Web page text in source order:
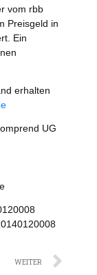
vom rbb
Preisgeld in
Ein
erhalten
UG
WEITER